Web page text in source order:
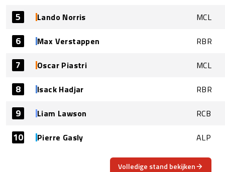
5 Lando Norris MCL
6 Max Verstappen RBR
7 Oscar Piastri MCL
8 Isack Hadjar RBR
9 Liam Lawson RCB
10 Pierre Gasly ALP
Volledige stand bekijken